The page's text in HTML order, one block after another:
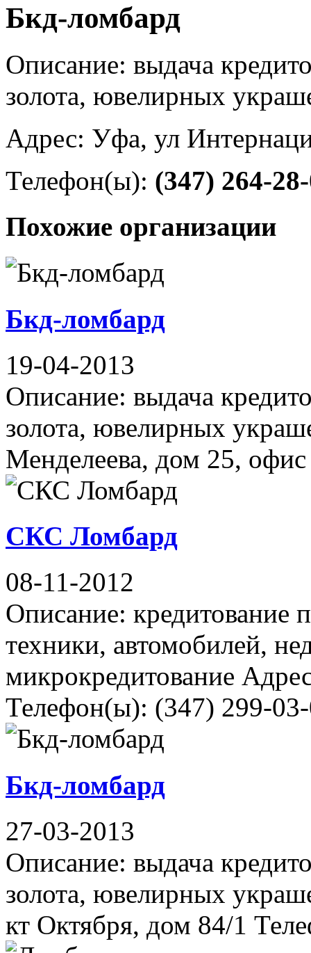
Бкд-ломбард
Описание: выдача
золота, ювелирных
Адрес: Уфа, ул
Телефон(ы): (347) 264-
Похожие организации
Бкд-ломбард
19-04-2013
Описание: выдача
золота, ювелирных
Менделеева, дом 25,
СКС Ломбард
08-11-2012
Описание: кредитование
техники, автомобилей,
микрокредитование
Телефон(ы): (347) 299-
Бкд-ломбард
27-03-2013
Описание: выдача
золота, ювелирных
кт Октября, дом 84/1